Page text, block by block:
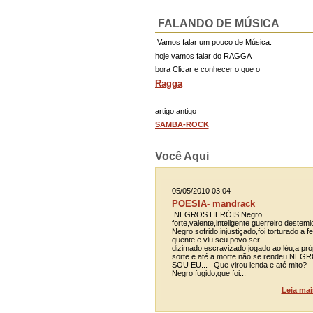
FALANDO DE MÚSICA
Vamos falar um pouco de Música.
hoje vamos falar do RAGGA
bora Clicar e conhecer o que o
Ragga
artigo antigo
SAMBA-ROCK
Você Aqui
05/05/2010 03:04
POESIA- mandrack
NEGROS HERÓIS Negro
forte,valente,inteligente guerreiro
Negro sofrido,injustiçado,foi torturado a
quente e viu seu povo ser
dizimado,escravizado jogado ao léu,a
sorte e até a morte não se rendeu
SOU EU... Que virou lenda e até mito?
Negro fugido,que foi...
Leia